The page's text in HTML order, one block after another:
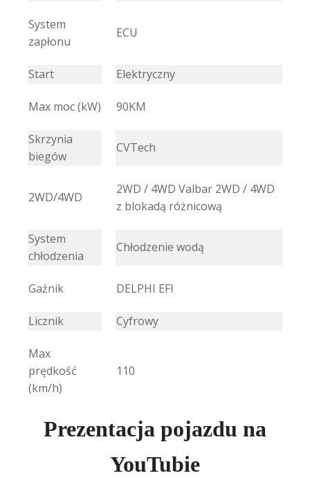
System
zapłonu
ECU
Start Elektryczny
Max moc (kW) 90KM
Skrzynia
biegów
CVTech
2WD/4WD
2WD / 4WD Valbar 2WD / 4WD
z blokadą różnicową
System
chłodzenia
Chłodzenie wodą
Gaźnik DELPHI EFI
Licznik Cyfrowy
Max
prędkość
(km/h)
110
Prezentacja pojazdu na
YouTubie